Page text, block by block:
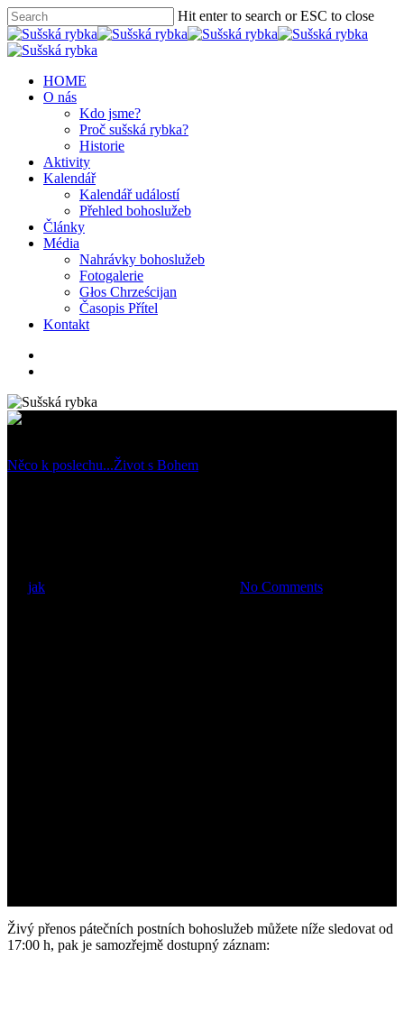
Hit enter to search or ESC to close
HOME
O nás
Kdo jsme?
Proč sušská rybka?
Historie
Aktivity
Kalendář
Kalendář událostí
Přehled bohoslužeb
Články
Média
Nahrávky bohoslužeb
Fotogalerie
Głos Chrześcijan
Časopis Přítel
Kontakt
Něco k poslechu...Život s Bohem
jak No Comments
Živý přenos pátečních postních bohoslužeb můžete níže sledovat od
17:00 h, pak je samozřejmě dostupný záznam: